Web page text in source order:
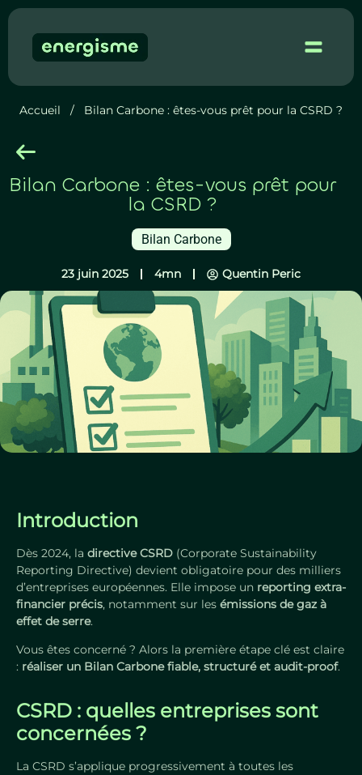
Accueil / Bilan Carbone : êtes-vous prêt pour la CSRD ?
Bilan Carbone : êtes-vous prêt pour
la CSRD ?
Bilan Carbone
23 juin 2025 4mn Quentin Peric
Introduction
Dès 2024, la directive CSRD (Corporate Sustainability
Reporting Directive) devient obligatoire pour des milliers
d’entreprises européennes. Elle impose un reporting extra-
financier précis, notamment sur les émissions de gaz à
effet de serre.
Vous êtes concerné ? Alors la première étape clé est claire
: réaliser un Bilan Carbone fiable, structuré et audit-proof.
CSRD : quelles entreprises sont
concernées ?
La CSRD s’applique progressivement à toutes les